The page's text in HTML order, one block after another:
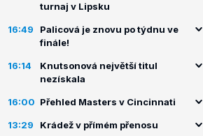
turnaj v Lipsku
16:49
Palicová je znovu po týdnu ve
finále!
16:14
Knutsonová největší titul
nezískala
16:00 Přehled Masters v Cincinnati
13:29 Krádež v přímém přenosu